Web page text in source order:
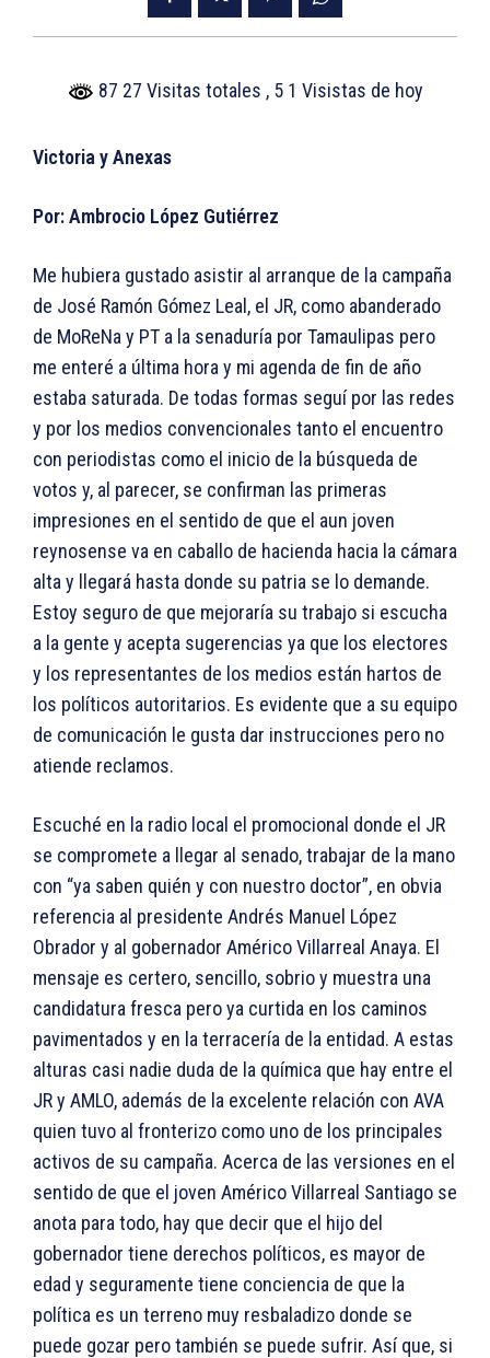
87 27 Visitas totales , 5 1 Visistas de hoy
Victoria y Anexas
Por: Ambrocio López Gutiérrez
Me hubiera gustado asistir al arranque de la campaña
de José Ramón Gómez Leal, el JR, como abanderado
de MoReNa y PT a la senaduría por Tamaulipas pero
me enteré a última hora y mi agenda de fin de año
estaba saturada. De todas formas seguí por las redes
y por los medios convencionales tanto el encuentro
con periodistas como el inicio de la búsqueda de
votos y, al parecer, se confirman las primeras
impresiones en el sentido de que el aun joven
reynosense va en caballo de hacienda hacia la cámara
alta y llegará hasta donde su patria se lo demande.
Estoy seguro de que mejoraría su trabajo si escucha
a la gente y acepta sugerencias ya que los electores
y los representantes de los medios están hartos de
los políticos autoritarios. Es evidente que a su equipo
de comunicación le gusta dar instrucciones pero no
atiende reclamos.
Escuché en la radio local el promocional donde el JR
se compromete a llegar al senado, trabajar de la mano
con “ya saben quién y con nuestro doctor”, en obvia
referencia al presidente Andrés Manuel López
Obrador y al gobernador Américo Villarreal Anaya. El
mensaje es certero, sencillo, sobrio y muestra una
candidatura fresca pero ya curtida en los caminos
pavimentados y en la terracería de la entidad. A estas
alturas casi nadie duda de la química que hay entre el
JR y AMLO, además de la excelente relación con AVA
quien tuvo al fronterizo como uno de los principales
activos de su campaña. Acerca de las versiones en el
sentido de que el joven Américo Villarreal Santiago se
anota para todo, hay que decir que el hijo del
gobernador tiene derechos políticos, es mayor de
edad y seguramente tiene conciencia de que la
política es un terreno muy resbaladizo donde se
puede gozar pero también se puede sufrir. Así que, si